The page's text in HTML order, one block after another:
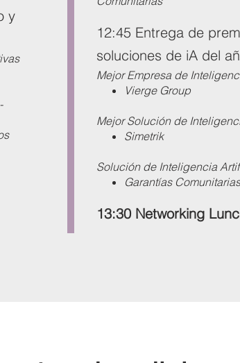
y
12:45 Entrega de
soluciones de iA del
Mejor Empresa de
Vierge Group
Mejor Solución de
Simetrik
Solución de Inteligencia
Garantías Comunitarias
13:30 Networking